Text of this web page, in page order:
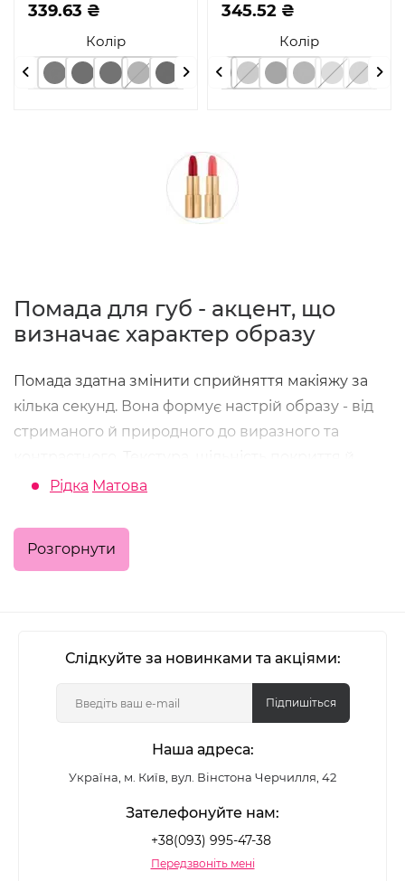
Колір
339.63 ₴
Колір
345.52 ₴
Помада для губ - акцент, що
визначає характер образу
Помада здатна змінити сприйняття макіяжу за
кілька секунд. Вона формує настрій образу - від
стриманого й природного до виразного та
фініш впливають не менше, ніж сам відтінок.
зі стійкістю та комфортом, дозволяючи зберігати
чіткість кольору без відчуття сухості.
класичні помади
- універсальні, з кремовим
рідкі- забезпечують щільний колір і
матові - створюють більш графічний,
виразний ефект;
з глянцевим фінішем- додають світла й
візуального об'єму;
Рідка Матова
Розгорнути
Слідкуйте за новинками та акціями:
Підпишіться
Наша адреса:
Україна, м. Київ, вул. Вінстона Черчилля, 42
Зателефонуйте нам:
+38(093) 995-47-38
Передзвоніть мені